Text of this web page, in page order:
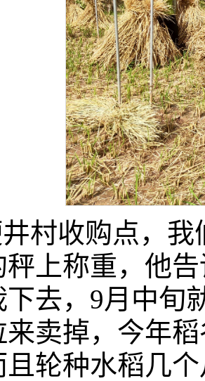
村收购点，
秤上称重，他
下去，9月中旬
来卖掉，今年
且轮种水稻几